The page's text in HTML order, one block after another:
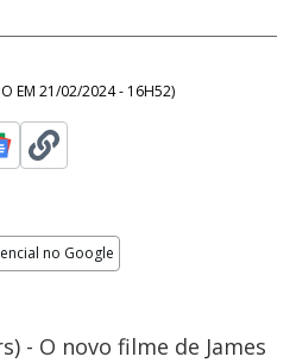
EM 21/02/2024 - 16H52)
no Google
- O novo filme de James